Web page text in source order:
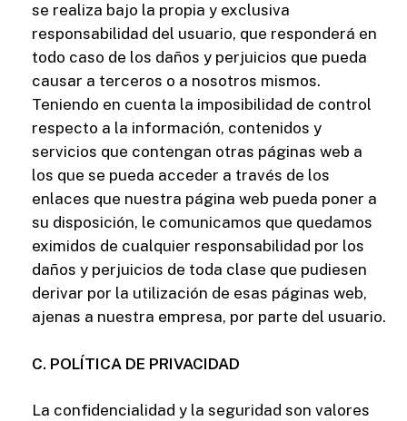
se realiza bajo la propia y exclusiva
responsabilidad del usuario, que responderá en
todo caso de los daños y perjuicios que pueda
causar a terceros o a nosotros mismos.
Teniendo en cuenta la imposibilidad de control
respecto a la información, contenidos y
servicios que contengan otras páginas web a
los que se pueda acceder a través de los
enlaces que nuestra página web pueda poner a
su disposición, le comunicamos que quedamos
eximidos de cualquier responsabilidad por los
daños y perjuicios de toda clase que pudiesen
derivar por la utilización de esas páginas web,
ajenas a nuestra empresa, por parte del usuario.
C. POLÍTICA DE PRIVACIDAD
La confidencialidad y la seguridad son valores